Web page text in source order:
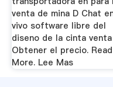
venta de mina D Chat
vivo software libre del
diseno de la cinta
Obtener el precio. Read
More. Lee Mas